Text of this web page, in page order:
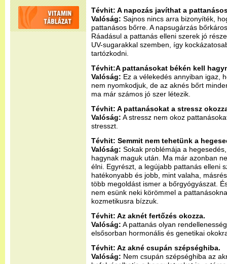
Tévhit: A napozás javíthat a
Valóság: Sajnos nincs arra bizonyíték,
pattanásos bőrre. A napsugárzás
Ráadásul a pattanás elleni szerek jó
UV-sugarakkal szemben, így
tartózkodni.
Tévhit:A pattanásokat békén kell
Valóság: Ez a vélekedés annyiban igaz,
nem nyomkodjuk, de az aknés bőrt
ma már számos jó szer létezik.
Tévhit: A pattanásokat a stressz
Valóság: A stressz nem okoz
stresszt.
Tévhit: Semmit nem tehetünk a
Valóság: Sokak problémája a
hagynak maguk után. Ma már azonban
élni. Egyrészt, a legújabb pattanás elleni
hatékonyabb és jobb, mint valaha,
több megoldást ismer a bőrgyógyászat.
nem esünk neki körömmel a
kozmetikusra bízzuk.
Tévhit: Az aknét fertőzés okozza.
Valóság: A pattanás olyan
elsősorban hormonális és genetikai
Tévhit: Az akné csupán szépséghiba.
Valóság: Nem csupán szépséghiba az